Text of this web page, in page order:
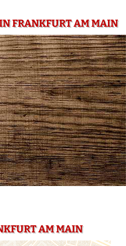
FRANKFURT AM MAIN
AM MAIN